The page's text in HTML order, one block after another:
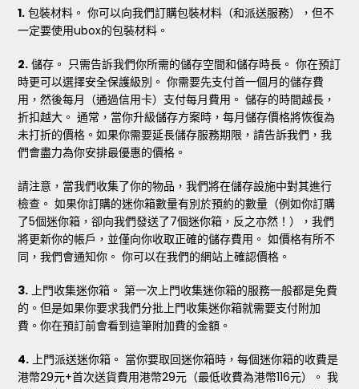
1. 包裝材料。 你可以向我們訂購包裝材料（和派送服務），但不
一定要使用ubox的包裝材料。
2. 儲存。 只需告訴我們你所需的儲存空間和儲存時長。 你在預訂
時更可以選擇安全保護級別。 你需要先支付首一個月的儲存費
用，然後每月（通過信用卡）支付每月費用。 儲存的時間越長，
折扣越大。 通常，當你升級儲存方案時，每月儲存價格將恢復為
未打折的價格。如果你需要延長儲存服務期限，請告訴我們，我
們會盡力為你安排最優惠的價格。
請注意，當我們收集了你的物品，我們將在儲存設施中對其進行
檢查。 如果你訂購的迷你箱數量有別於預約的數量（例如你訂購
了5個迷你箱，卻向我們發送了7個迷你箱，反之亦然！），我們
將更新你的帳戶，並僅向你收取正確的儲存費用。 如價格有所不
同，我們會通知你。 你可以在我們的網站上確認價格。
3. 上門收集迷你箱。 第一次上門收集迷你箱的服務一般都是免費
的。但是如果你要求我們分批上門收集迷你箱就需要支付附加
費。你在預訂前會看到這筆附加費的金額。
4. 上門派送迷你箱。 當你要取回迷你箱時，每個迷你箱的收費是
港幣29元+首次送貨費用港幣29元（最低收費為港幣116元）。 我